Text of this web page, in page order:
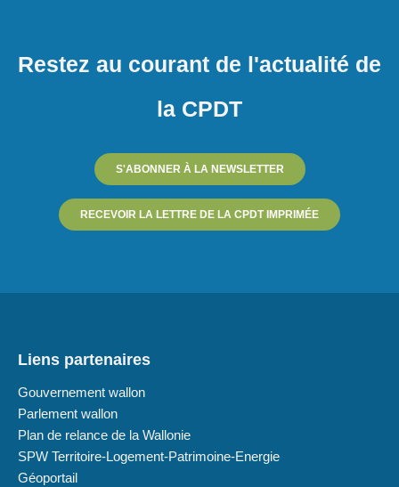
Restez au courant de l'actualité de
la CPDT
S'ABONNER À LA NEWSLETTER
RECEVOIR LA LETTRE DE LA CPDT IMPRIMÉE
Liens partenaires
Gouvernement wallon
Parlement wallon
Plan de relance de la Wallonie
SPW Territoire-Logement-Patrimoine-Energie
Géoportail